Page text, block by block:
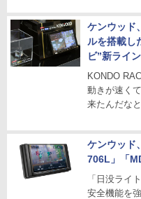
ケンウッド
ルを搭載し
ビ”新ライ
KONDO
動きが速く
来たんだなと
ケンウッド
706L」「
「日没ライ
安全機能を